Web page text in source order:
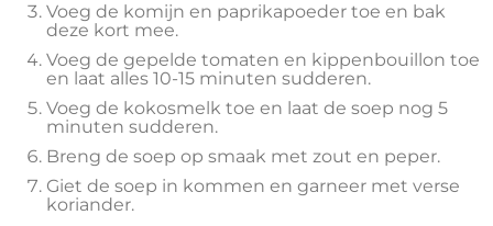
Voeg de komijn en paprikapoeder toe en bak
deze kort mee.
Voeg de gepelde tomaten en kippenbouillon toe
en laat alles 10-15 minuten sudderen.
Voeg de kokosmelk toe en laat de soep nog 5
minuten sudderen.
Breng de soep op smaak met zout en peper.
Giet de soep in kommen en garneer met verse
koriander.